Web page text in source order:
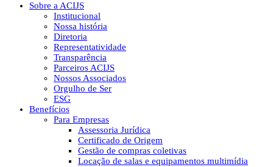
Sobre a ACIJS
Institucional
Nossa história
Diretoria
Representatividade
Transparência
Parceiros ACIJS
Nossos Associados
Orgulho de Ser
ESG
Benefícios
Para Empresas
Assessoria Jurídica
Certificado de Origem
Gestão de compras coletivas
Locação de salas e equipamentos multimídia